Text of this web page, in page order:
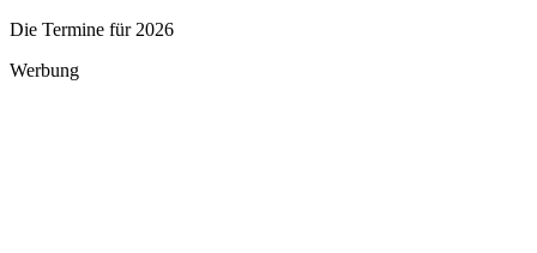
Die Termine für 2026
Werbung